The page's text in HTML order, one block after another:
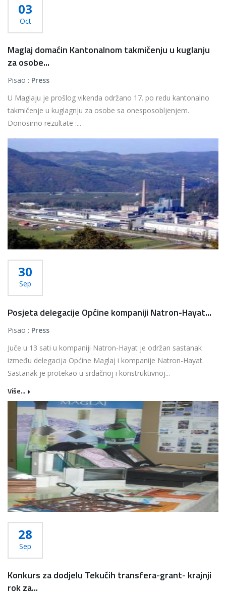
03
Oct
Maglaj domaćin Kantonalnom takmičenju u kuglanju
za osobe...
Pisao : Press
U Maglaju je prošlog vikenda održano 17. po redu kantonalno
takmičenje u kuglagnju za osobe sa onesposobljenjem.
Donosimo rezultate :...
Više...
30
Sep
Posjeta delegacije Općine kompaniji Natron-Hayat...
Pisao : Press
Juče u 13 sati u kompaniji Natron-Hayat je održan sastanak
između delegacija Općine Maglaj i kompanije Natron-Hayat.
Sastanak je protekao u srdačnoj i konstruktivnoj...
Više...
28
Sep
Konkurs za dodjelu Tekućih transfera-grant- krajnji
rok za...